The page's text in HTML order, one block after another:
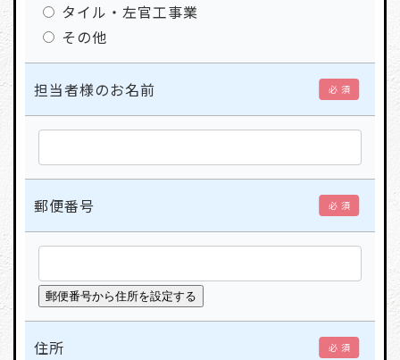
タイル・左官工事業
その他
担当者様のお名前 必 須
郵便番号 必 須
住所 必 須